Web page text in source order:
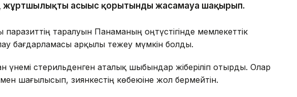
жұртшылықты асығыс қорытынды жасамауға шақырып.
таралуын Панаманың оңтүстігінде мемлекеттік
бағдарламасы арқылы тежеу мүмкін болды.
үнемі стерильденген аталық шыбындар жіберіліп отырды. Олар
шағылысып, зиянкестің көбеюіне жол бермейтін.